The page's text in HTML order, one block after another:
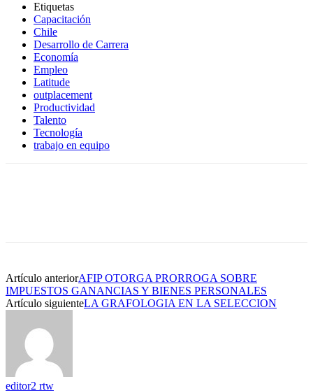
Etiquetas
Capacitación
Chile
Desarrollo de Carrera
Economía
Empleo
Latitude
outplacement
Productividad
Talento
Tecnología
trabajo en equipo
Artículo anteriorAFIP OTORGA PRORROGA SOBRE
IMPUESTOS GANANCIAS Y BIENES PERSONALES
Artículo siguienteLA GRAFOLOGIA EN LA SELECCION
editor2 rtw